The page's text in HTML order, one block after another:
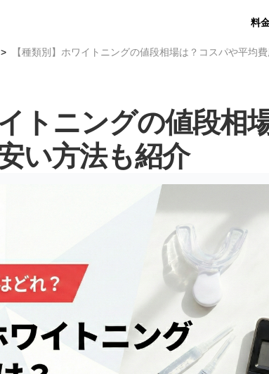
料
【種類別】ホワイトニングの値段相場は？コスパや平均
トニングの値段相
い方法も紹介